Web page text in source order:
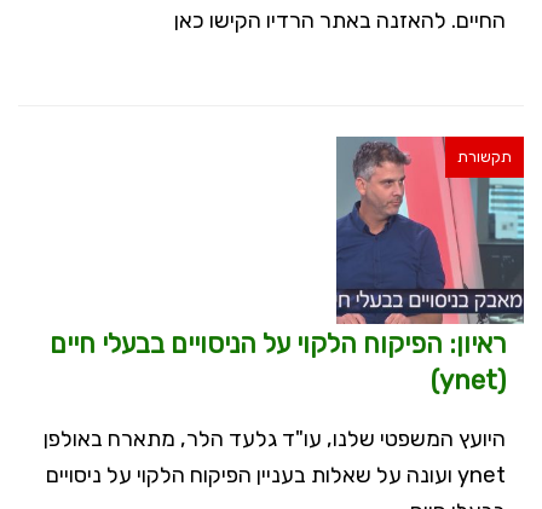
החיים. להאזנה באתר הרדיו הקישו כאן
תקשורת
ראיון: הפיקוח הלקוי על הניסויים בבעלי חיים
(ynet)
היועץ המשפטי שלנו, עו"ד גלעד הלר, מתארח באולפן
ynet ועונה על שאלות בעניין הפיקוח הלקוי על ניסויים